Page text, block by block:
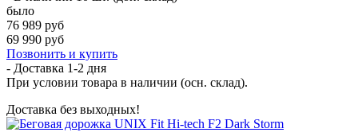
было
76 989 руб
69 990 руб
Позвонить и купить
- Доставка 1-2 дня
При условии товара в наличии (осн. склад).
Доставка без выходных!